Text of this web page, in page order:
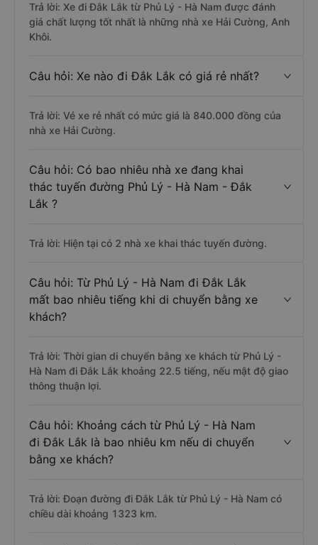
Trả lời: Xe đi Đắk Lắk từ Phủ Lý - Hà Nam được đánh
giá chất lượng tốt nhất là những nhà xe Hải Cường, Anh
Khôi.
Câu hỏi: Xe nào đi Đắk Lắk có giá rẻ nhất?
Trả lời: Vé xe rẻ nhất có mức giá là 840.000 đồng của
nhà xe Hải Cường.
Câu hỏi: Có bao nhiêu nhà xe đang khai
thác tuyến đường Phủ Lý - Hà Nam - Đắk
Lắk ?
Trả lời: Hiện tại có 2 nhà xe khai thác tuyến đường.
Câu hỏi: Từ Phủ Lý - Hà Nam đi Đắk Lắk
mất bao nhiêu tiếng khi di chuyển bằng xe
khách?
Trả lời: Thời gian di chuyển bằng xe khách từ Phủ Lý -
Hà Nam đi Đắk Lắk khoảng 22.5 tiếng, nếu mật độ giao
thông thuận lợi.
Câu hỏi: Khoảng cách từ Phủ Lý - Hà Nam
đi Đắk Lắk là bao nhiêu km nếu di chuyển
bằng xe khách?
Trả lời: Đoạn đường đi Đắk Lắk từ Phủ Lý - Hà Nam có
chiều dài khoảng 1323 km.